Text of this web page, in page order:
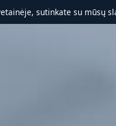
sutinkate su mūsų